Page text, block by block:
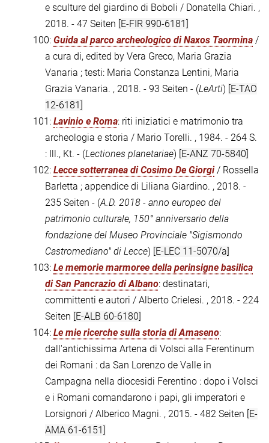
e sculture del giardino di Boboli / Donatella Chiari. ,
2018. - 47 Seiten [E-FIR 990-6181]
100: Guida al parco archeologico di Naxos Taormina /
a cura di, edited by Vera Greco, Maria Grazia
Vanaria ; testi: Maria Constanza Lentini, Maria
Grazia Vanaria. , 2018. - 93 Seiten - (LeArti) [E-TAO
12-6181]
101: Lavinio e Roma: riti iniziatici e matrimonio tra
archeologia e storia / Mario Torelli. , 1984. - 264 S.
: Ill., Kt. - (Lectiones planetariae) [E-ANZ 70-5840]
102: Lecce sotterranea di Cosimo De Giorgi/ Rossella
Barletta ; appendice di Liliana Giardino. , 2018. -
235 Seiten - (A.D. 2018 - anno europeo del
patrimonio culturale, 150° anniversario della
fondazione del Museo Provinciale "Sigismondo
Castromediano" di Lecce) [E-LEC 11-5070/a]
103: Le memorie marmoree della perinsigne basilica
di San Pancrazio di Albano: destinatari,
committenti e autori / Alberto Crielesi. , 2018. - 224
Seiten [E-ALB 60-6180]
104: Le mie ricerche sulla storia di Amaseno:
dall'antichissima Artena di Volsci alla Ferentinum
dei Romani : da San Lorenzo de Valle in
Campagna nella diocesidi Ferentino : dopo i Volsci
e i Romani comandarono i papi, gli imperatori e
Lorsignori / Alberico Magni. , 2015. - 482 Seiten [E-
AMA 61-6151]